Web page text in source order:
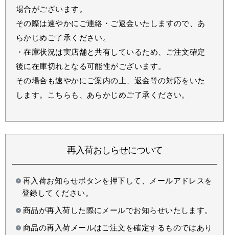
場合がございます。
その際は速やかにご連絡・ご返金いたしますので、あ
らかじめご了承ください。
・在庫状況は実店舗と共有しているため、ご注文確定
後に在庫切れとなる可能性がございます。
その場合も速やかにご案内の上、返金等の対応をいた
します。こちらも、あらかじめご了承ください。
再入荷おしらせについて
再入荷お知らせボタンを押下して、メールアドレスを
登録してください。
商品が再入荷した際にメールでお知らせいたします。
商品の再入荷メールはご注文を確定するものではあり